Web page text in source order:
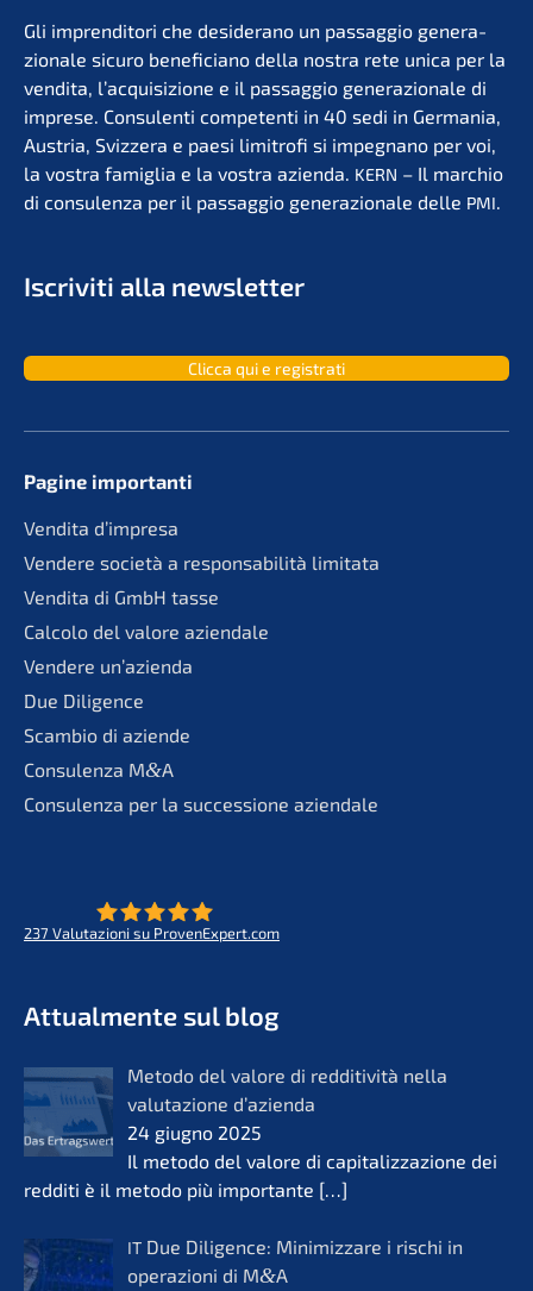
Gli impren­di­to­ri che deside­r­ano un passag­gio genera­
zio­na­le sicuro benefi­ci­a­no della nostra rete unica per la
vendita, l’acqui­si­zio­ne e il passag­gio genera­zio­na­le di
impre­se. Consu­len­ti compe­ten­ti in 40 sedi in Germa­nia,
Austria, Svizzera e paesi limit­ro­fi si impegna­no per voi,
la vostra famiglia e la vostra azien­da. KERN – Il marchio
di consu­len­za per il passag­gio genera­zio­na­le delle PMI.
Iscri­vi­ti alla newsletter
Clicca qui e registrati
Pagine importan­ti
Vendita d’impre­sa
Vende­re socie­tà a responsa­bi­li­tà limitata
Vendita di GmbH tasse
Calco­lo del valore aziendale
Vende­re un’azienda
Due Diligence
Scambio di aziende
Consu­len­za M&A
Consu­len­za per la succes­sio­ne aziendale
237 Valuta­zio­ni su ProvenExpert.com
Attual­men­te sul blog
Metodo del valore di reddi­ti­vi­tà nella
valuta­zio­ne d’azi­en­da
24 giugno 2025
Il metodo del valore di capita­liz­za­zio­ne dei
reddi­ti è il metodo più importan­te […]
IT Due Diligence: Minimiz­za­re i rischi in
opera­zio­ni di M&A